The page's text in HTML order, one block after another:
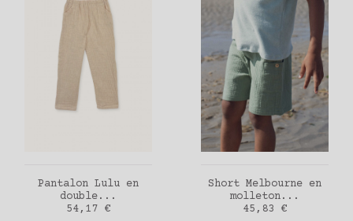
AJOUTER AU PANIER
Pantalon Lulu en
double...
Prix
54,17 €
AJOUTER AU PANIER
Short Melbourne en
molleton...
Prix
45,83 €